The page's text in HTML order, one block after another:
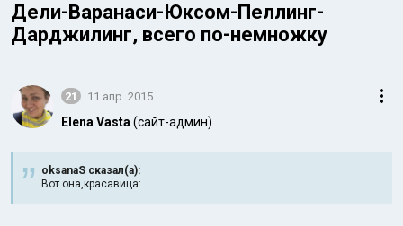
Аравийское море
Дели-Варанаси-Юксом-Пеллинг-
Дарджилинг, всего по-немножку
21 11 апр. 2015
Elena Vasta (сайт-админ)
oksanaS сказал(а):
Вот она,красавица: